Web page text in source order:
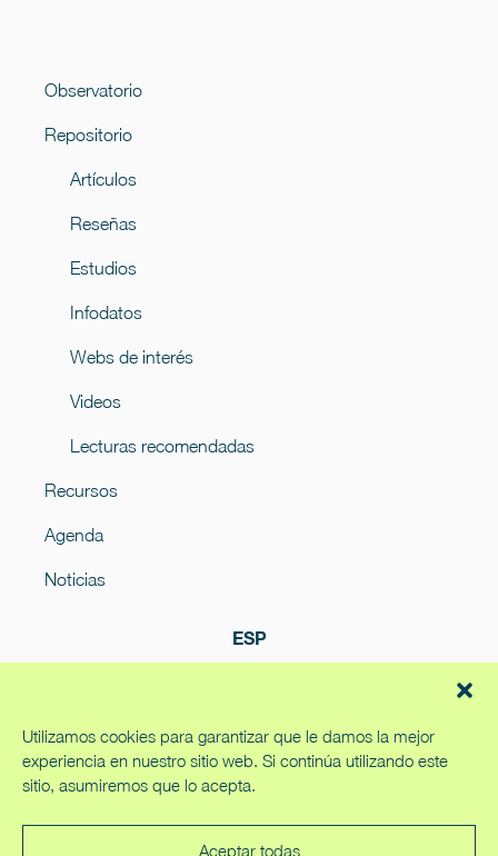
Utilizamos cookies para garantizar que le damos la mejor
experiencia en nuestro sitio web. Si continúa utilizando este
sitio, asumiremos que lo acepta.
Aceptar todas
Observatorio
Repositorio
Artículos
Reseñas
Estudios
Infodatos
Webs de interés
Videos
Lecturas recomendadas
Recursos
Agenda
Noticias
ESP
Política de cookies Política de privacidad